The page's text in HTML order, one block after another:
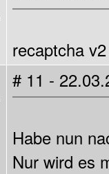
recaptcha
# 11 -
Habe nun
Nur wird es